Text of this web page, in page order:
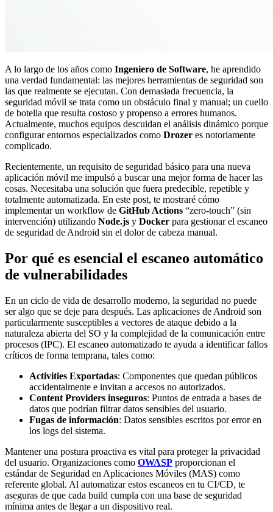
A lo largo de los años como Ingeniero de Software, he aprendido
una verdad fundamental: las mejores herramientas de seguridad son
las que realmente se ejecutan. Con demasiada frecuencia, la
seguridad móvil se trata como un obstáculo final y manual; un cuello
de botella que resulta costoso y propenso a errores humanos.
Actualmente, muchos equipos descuidan el análisis dinámico porque
configurar entornos especializados como Drozer es notoriamente
complicado.
Recientemente, un requisito de seguridad básico para una nueva
aplicación móvil me impulsó a buscar una mejor forma de hacer las
cosas. Necesitaba una solución que fuera predecible, repetible y
totalmente automatizada. En este post, te mostraré cómo
implementar un workflow de GitHub Actions “zero-touch” (sin
intervención) utilizando Node.js y Docker para gestionar el escaneo
de seguridad de Android sin el dolor de cabeza manual.
Por qué es esencial el escaneo automático
de vulnerabilidades
En un ciclo de vida de desarrollo moderno, la seguridad no puede
ser algo que se deje para después. Las aplicaciones de Android son
particularmente susceptibles a vectores de ataque debido a la
naturaleza abierta del SO y la complejidad de la comunicación entre
procesos (IPC). El escaneo automatizado te ayuda a identificar fallos
críticos de forma temprana, tales como:
Activities Exportadas: Componentes que quedan públicos
accidentalmente e invitan a accesos no autorizados.
Content Providers inseguros: Puntos de entrada a bases de
datos que podrían filtrar datos sensibles del usuario.
Fugas de información: Datos sensibles escritos por error en
los logs del sistema.
Mantener una postura proactiva es vital para proteger la privacidad
del usuario. Organizaciones como OWASP proporcionan el
estándar de Seguridad en Aplicaciones Móviles (MAS) como
referente global. Al automatizar estos escaneos en tu CI/CD, te
aseguras de que cada build cumpla con una base de seguridad
mínima antes de llegar a un dispositivo real.